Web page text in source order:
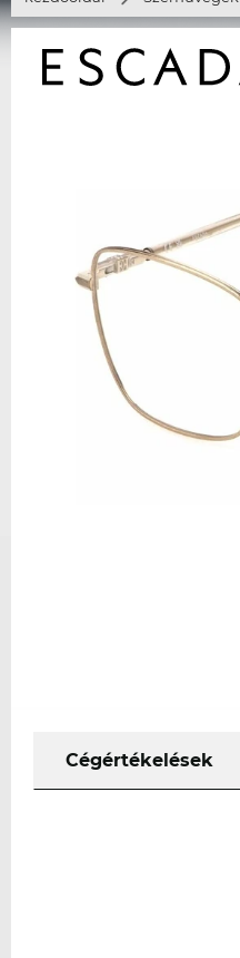
Cégértékelések